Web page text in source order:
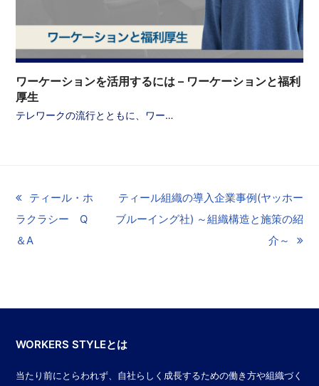
ワーケーションを活用するには – ワーケーションと福利
厚生
テレワークの流行とともに、ワー…
previous
post:
ティール・ホ
ラクラシー Q
＆A
next
post:
ティール組織の導入企業事例(ヤッホー
ブルーイング社) ～組織構造と施策の紹
介～
WORKERS STYLEとは
当たり前にとらわれず、自社らしく成長するための働き方や組織づく